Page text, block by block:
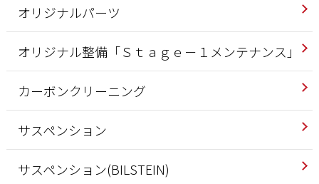
オリジナルパーツ
オリジナル整備「Ｓｔａｇｅ－１メンテナンス」
カーボンクリーニング
サスペンション
サスペンション(BILSTEIN)